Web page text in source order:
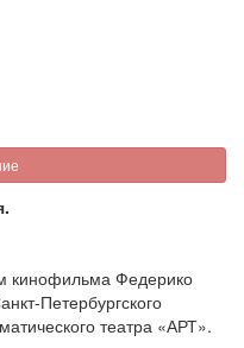
кинофильма Федерико
Петербургского
театра «АРТ».